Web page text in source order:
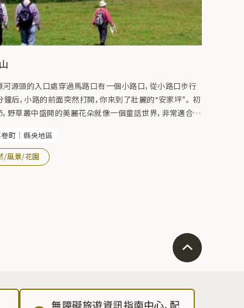
河源頭的入口處穿過馬路口有一個小路口，從小路口步行
鐘后，小路的前面突然打開，你來到了壯麗的“安家坪”。 初
，野草叢中盛開的美麗花朵就像一個童話世界，非常適合野
一邊爬上去，您將到達“大碧木”。 從小碧木到達山頂需要
這是一個相當陡峭的攀登。 海拔1235米。
町 縣央地區
/風景/花園
無障礙旅遊資訊指南中心、配